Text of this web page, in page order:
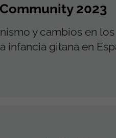
2023
y cambios en los
gitana en